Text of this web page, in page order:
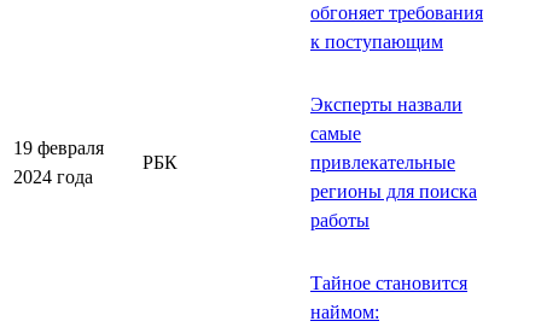
обгоняет требования
к поступающим
19 февраля
2024 года
РБК
Эксперты назвали
самые
привлекательные
регионы для поиска
работы
Тайное становится
наймом: